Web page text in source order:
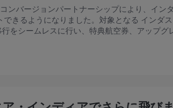
ンバージョンパートナーシップにより、イン
きるようになりました。対象となる インダ
をシームレスに行い、特典航空券、アップグ